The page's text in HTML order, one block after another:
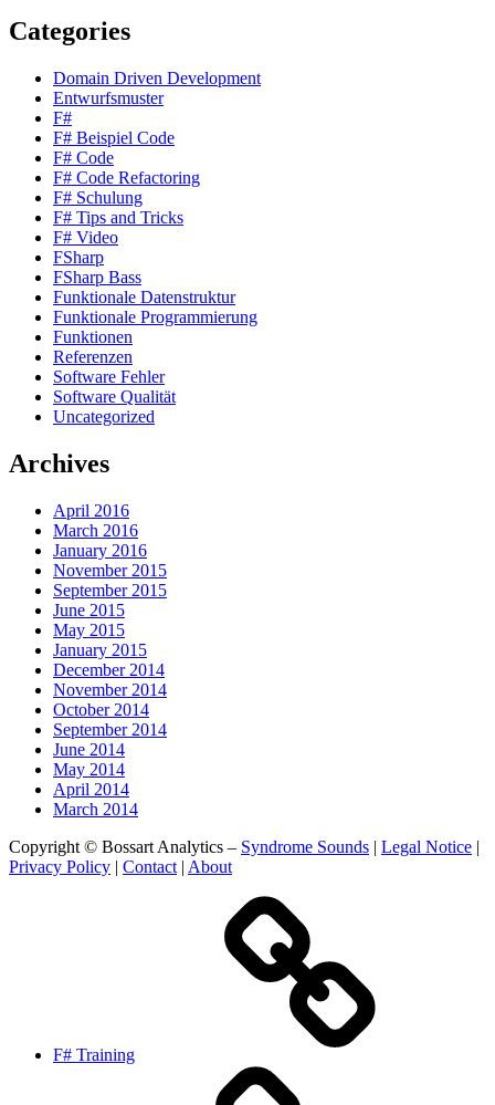
Categories
Domain Driven Development
Entwurfsmuster
F#
F# Beispiel Code
F# Code
F# Code Refactoring
F# Schulung
F# Tips and Tricks
F# Video
FSharp
FSharp Bass
Funktionale Datenstruktur
Funktionale Programmierung
Funktionen
Referenzen
Software Fehler
Software Qualität
Uncategorized
Archives
April 2016
March 2016
January 2016
November 2015
September 2015
June 2015
May 2015
January 2015
December 2014
November 2014
October 2014
September 2014
June 2014
May 2014
April 2014
March 2014
Copyright © Bossart Analytics – Syndrome Sounds | Legal Notice |
Privacy Policy | Contact | About
F# Training